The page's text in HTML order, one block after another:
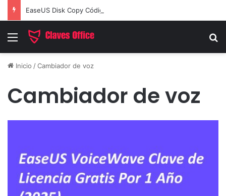
Menú
Inicio /Cambiador de voz
Cambiador de voz